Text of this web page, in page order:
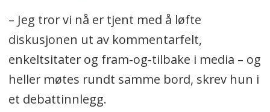
– Jeg tror vi nå er tjent med å løfte
diskusjonen ut av kommentarfelt,
enkeltsitater og fram-og-tilbake i media – og
heller møtes rundt samme bord, skrev hun i
et debattinnlegg.